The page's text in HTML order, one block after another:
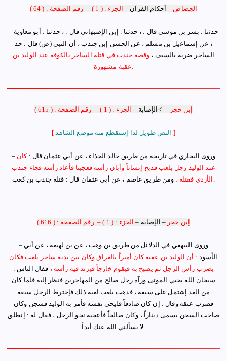
الجصاص – أحكام القرآن – الجزء : ( 1 ) – رقم الصفحة : ( 64 )
– حدثنا : بشر بن موسى قال : ، حدثنا : إبن الإصبهاني قال : ، حدثنا : أبو معاوية
، عن إسماعيل بن مسلم ، عن الحسن إبن جندب ، أن النبي(ص)قال : حد
الساحر ضربه بالسيف ، وقصة جندب في قتله الساحر بالكوفة عند الوليد بن
عقبة مشهورة.
إبن حجر – >الإصابة – الجزء : ( 1 ) – رقم الصفحة : ( 615 )
[ النص طويل لذا إستقطع منه موضع الشاهد ]
– وروى البخاري في تاريخه من طريق خالد الحذاء ، عن أبي عثمان قال : كان
عند الوليد رجل يلعب فذبح إنساناًً وأبان رأسه فعجبنا فأعاد رأسه فجاء جندب
الأزدي فقتله ، ومن طريق عاصم ، عن أبي عثمان قال : قتله جندب بن كعب .
إبن حجر – الإصابة – الجزء : ( 1 ) – رقم الصفحة : ( 616 )
– وروى البيهقي في الدلائل من طريق بن وهب ، عن بن لهيعة ، عن أبي
الأسود : أن الوليد بن عقبة كان أميراً بالعراق وكان بين يديه ساحر يلعب فكان
يضرب رأس الرجل ثم يصيح به فيقوم خارجاً فيرتد فيه رأسه ، فقال الناس :
سبحان الله يحيي الموتى ورآه رجل صالح من المهاجرين فنظر إليه فلما كان
من الغد إشتمل على سيفه ، فذهب يلعب لعبه ذلك فإخترط الرجل سيفه
فضرب عنقه وقال : إن كان صادقاًً فليحي نفسه فأمر به الوليد فسجن وكان
صاحب السجن يسمى ديناراً ، وكان صالحاًً فأعجبه نحو الرجل ، فقال له : إ نطلق
لا يسألني الله عنك أبداً.